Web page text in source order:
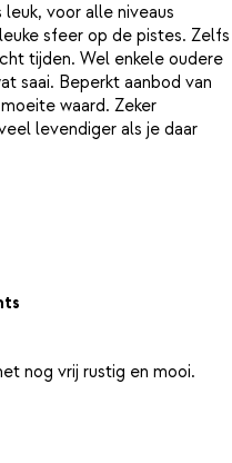
voor alle niveaus
sfeer op de pistes. Zelfs
tijden. Wel enkele oudere
saai. Beperkt aanbod van
waard. Zeker
levendiger als je daar